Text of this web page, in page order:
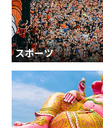
スポーツ